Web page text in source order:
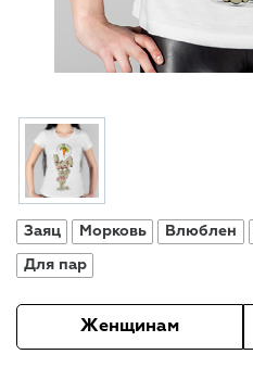
Заяц Морковь Влюблен
Для пар
Женщинам